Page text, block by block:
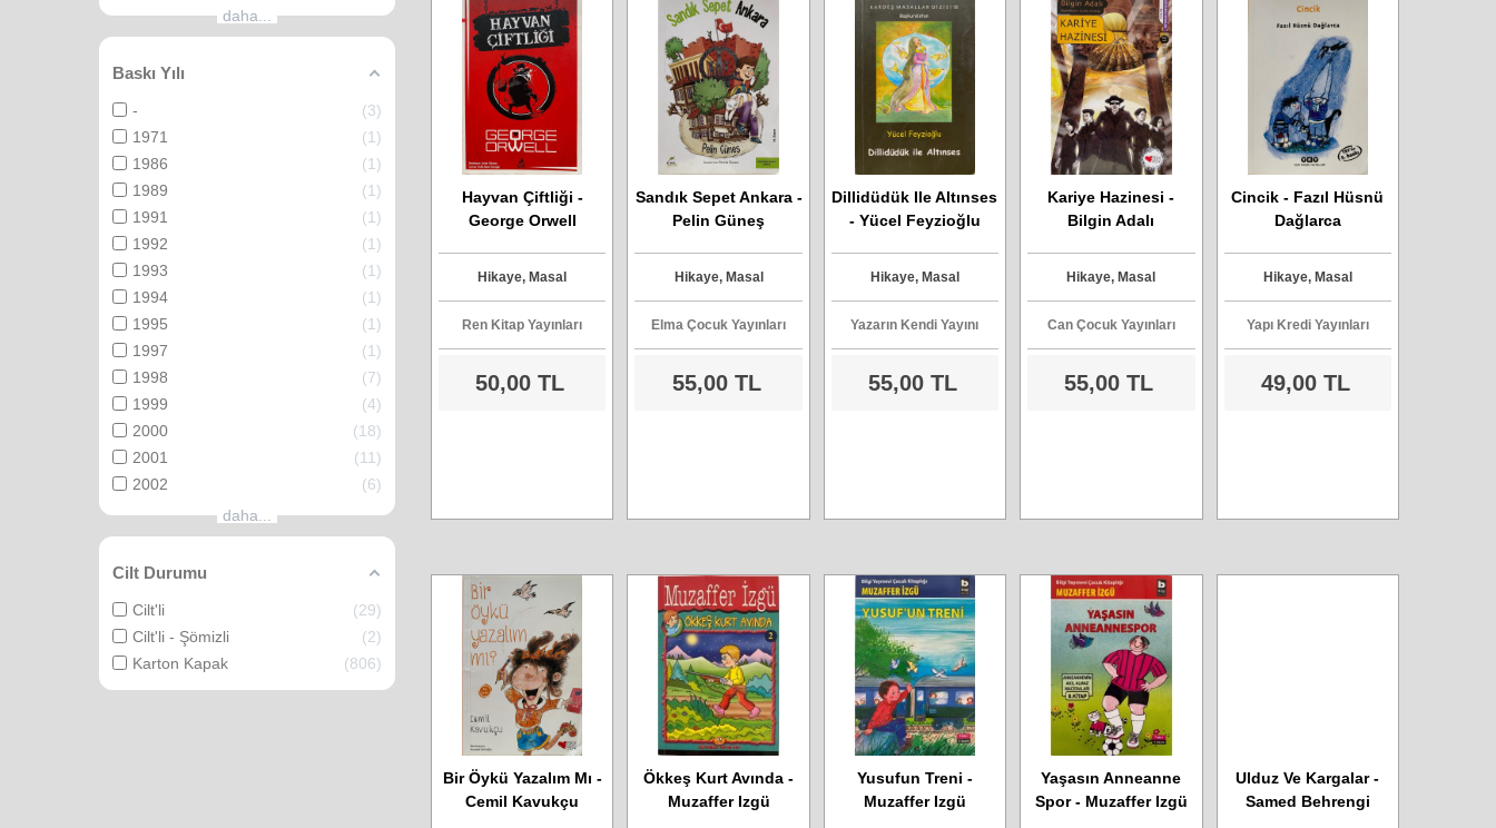
daha...
Baskı Yılı
-
3
1971
1
1986
1
1989
1
1991
1
1992
1
1993
1
1994
1
1995
1
1997
1
1998
7
1999
4
2000
18
2001
11
2002
6
daha...
Cilt Durumu
Cilt'li
29
Cilt'li - Şömizli
2
Karton Kapak
806
Hayvan Çiftliği -
George Orwell
Hikaye, Masal
Ren Kitap Yayınları
50,00 TL
Sandık Sepet Ankara -
Pelin Güneş
Hikaye, Masal
Elma Çocuk Yayınları
55,00 TL
Dillidüdük Ile Altınses
- Yücel Feyzioğlu
Hikaye, Masal
Yazarın Kendi Yayını
55,00 TL
Kariye Hazinesi -
Bilgin Adalı
Hikaye, Masal
Can Çocuk Yayınları
55,00 TL
Cincik - Fazıl Hüsnü
Dağlarca
Hikaye, Masal
Yapı Kredi Yayınları
49,00 TL
Bir Öykü Yazalım Mı -
Cemil Kavukçu
Ökkeş Kurt Avında -
Muzaffer Izgü
Yusufun Treni -
Muzaffer Izgü
Yaşasın Anneanne
Spor - Muzaffer Izgü
Ulduz Ve Kargalar -
Samed Behrengi